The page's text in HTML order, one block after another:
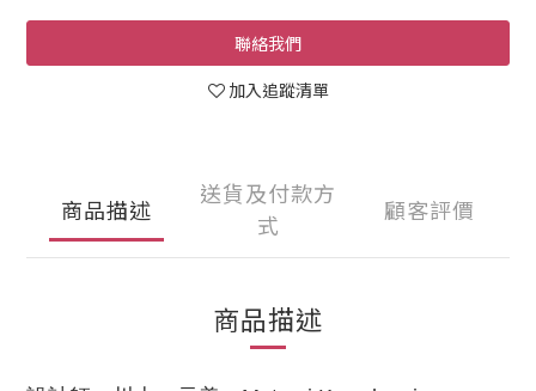
聯絡我們
加入追蹤清單
商品描述
送貨及付款方
式
顧客評價
商品描述